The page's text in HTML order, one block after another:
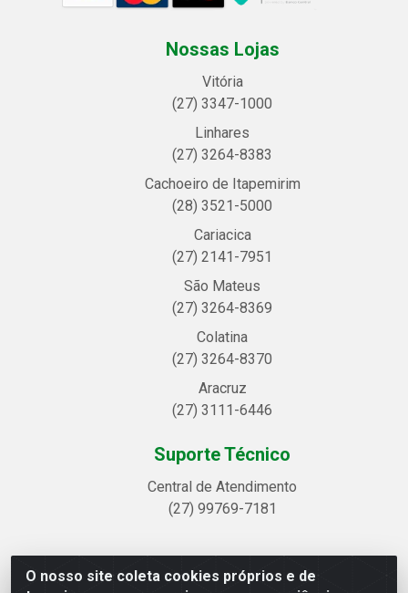
O nosso site coleta cookies próprios e de
Nossas Lojas
Vitória
(27) 3347-1000
Linhares
(27) 3264-8383
Cachoeiro de Itapemirim
(28) 3521-5000
Cariacica
(27) 2141-7951
São Mateus
(27) 3264-8369
Colatina
(27) 3264-8370
Aracruz
(27) 3111-6446
Suporte Técnico
Central de Atendimento
(27) 99769-7181
Linhavix Distribuidora LTDA - Avenida Alegre, 2521 -